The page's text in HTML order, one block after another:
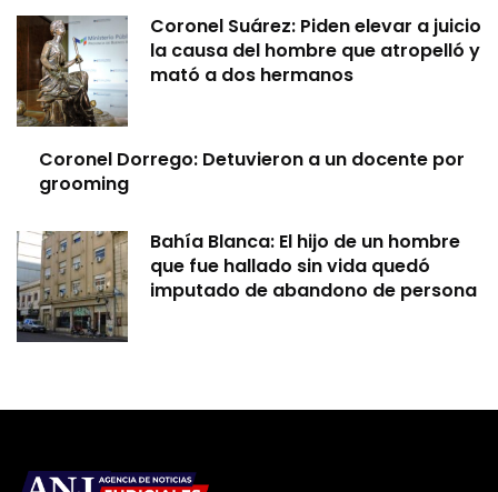
Coronel Suárez: Piden elevar a juicio
la causa del hombre que atropelló y
mató a dos hermanos
Coronel Dorrego: Detuvieron a un docente por
grooming
Bahía Blanca: El hijo de un hombre
que fue hallado sin vida quedó
imputado de abandono de persona